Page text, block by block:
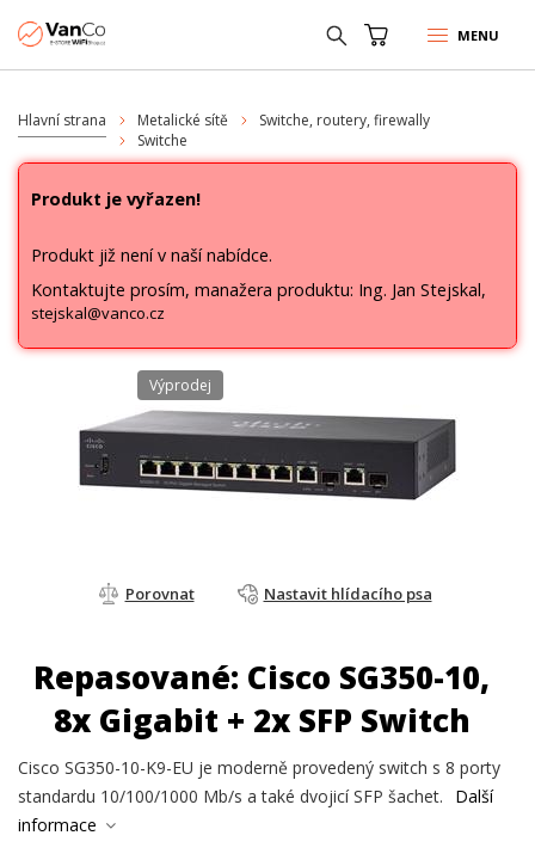
MENU
Hlavní strana Metalické sítě
Switche, routery, firewally
Switche
Produkt je vyřazen!
Produkt již není v naší nabídce.
Kontaktujte prosím, manažera produktu: Ing. Jan Stejskal,
stejskal@vanco.cz
Výprodej
Porovnat Nastavit hlídacího psa
Repasované: Cisco SG350-10,
8x Gigabit + 2x SFP Switch
Cisco SG350-10-K9-EU je moderně provedený switch s 8 porty
standardu 10/100/1000 Mb/s a také dvojicí SFP šachet.
Další
informace